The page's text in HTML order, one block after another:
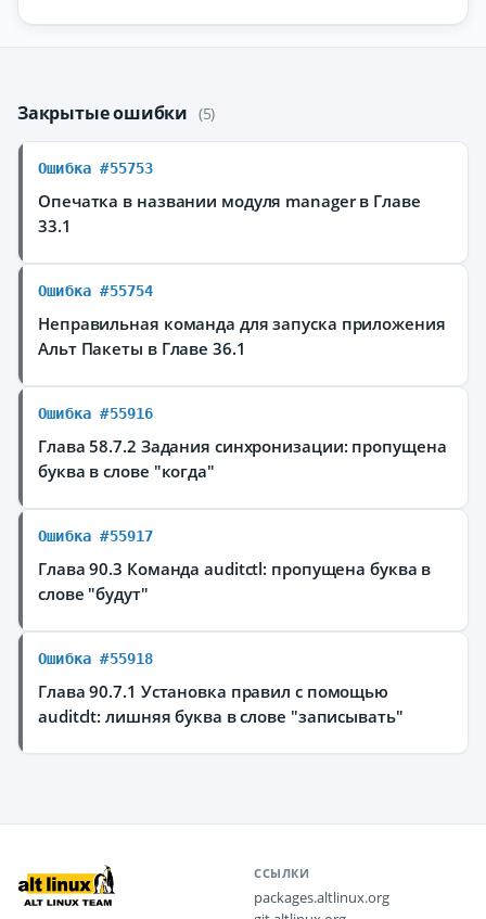
Закрытые ошибки (5)
Ошибка #55753
Опечатка в названии модуля manager в Главе
33.1
Ошибка #55754
Неправильная команда для запуска приложения
Альт Пакеты в Главе 36.1
Ошибка #55916
Глава 58.7.2 Задания синхронизации: пропущена
буква в слове "когда"
Ошибка #55917
Глава 90.3 Команда auditctl: пропущена буква в
слове "будут"
Ошибка #55918
Глава 90.7.1 Установка правил с помощью
auditclt: лишняя буква в слове "записывать"
ССЫЛКИ
packages.altlinux.org